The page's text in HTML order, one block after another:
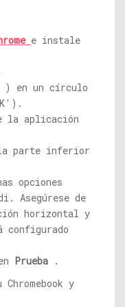
e instale
) en un círculo
la aplicación
parte inferior
opciones
Asegúrese de
horizontal y
configurado
Prueba .
y